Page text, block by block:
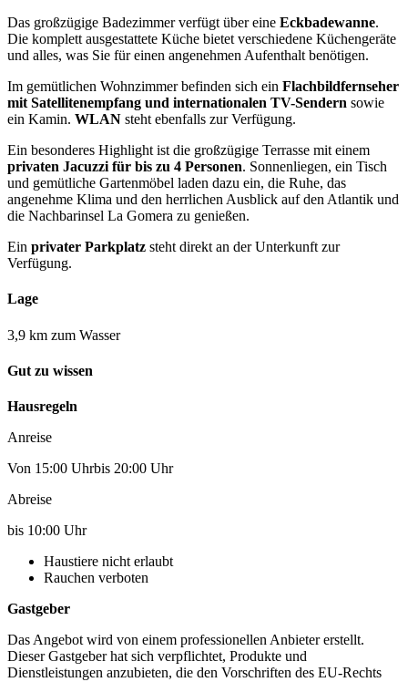
Das großzügige Badezimmer verfügt über eine Eckbadewanne.
Die komplett ausgestattete Küche bietet verschiedene Küchengeräte
und alles, was Sie für einen angenehmen Aufenthalt benötigen.
Im gemütlichen Wohnzimmer befinden sich ein Flachbildfernseher
mit Satellitenempfang und internationalen TV-Sendern sowie
ein Kamin. WLAN steht ebenfalls zur Verfügung.
Ein besonderes Highlight ist die großzügige Terrasse mit einem
privaten Jacuzzi für bis zu 4 Personen. Sonnenliegen, ein Tisch
und gemütliche Gartenmöbel laden dazu ein, die Ruhe, das
angenehme Klima und den herrlichen Ausblick auf den Atlantik und
die Nachbarinsel La Gomera zu genießen.
Ein privater Parkplatz steht direkt an der Unterkunft zur
Verfügung.
Lage
3,9 km zum Wasser
Gut zu wissen
Hausregeln
Anreise
Von 15:00 Uhrbis 20:00 Uhr
Abreise
bis 10:00 Uhr
Haustiere nicht erlaubt
Rauchen verboten
Gastgeber
Das Angebot wird von einem professionellen Anbieter erstellt.
Dieser Gastgeber hat sich verpflichtet, Produkte und
Dienstleistungen anzubieten, die den Vorschriften des EU-Rechts